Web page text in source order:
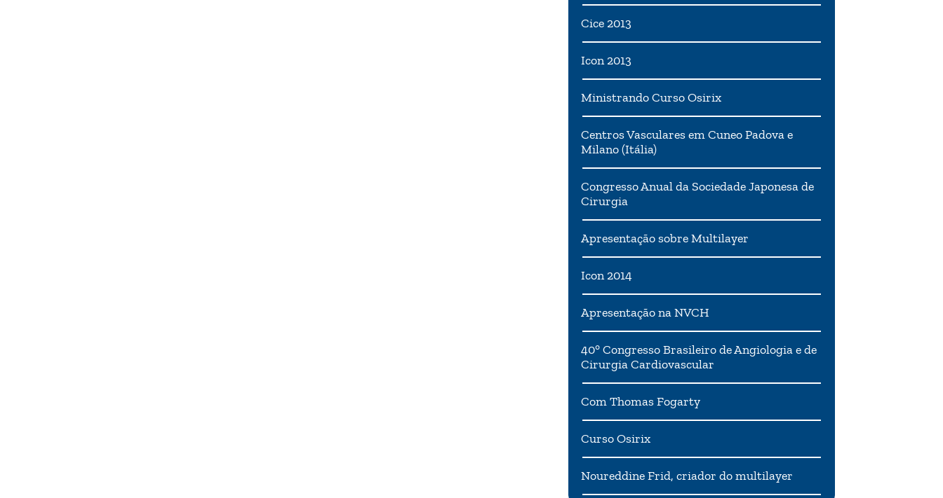
Cice 2013
Icon 2013
Ministrando Curso Osirix
Centros Vasculares em Cuneo Padova e
Milano (Itália)
Congresso Anual da Sociedade Japonesa de
Cirurgia
Apresentação sobre Multilayer
Icon 2014
Apresentação na NVCH
40° Congresso Brasileiro de Angiologia e de
Cirurgia Cardiovascular
Com Thomas Fogarty
Curso Osirix
Noureddine Frid, criador do multilayer